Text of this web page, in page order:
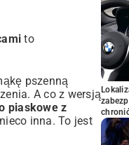
to
pszenną
A co z wersją
piaskowe z
inna. To jest